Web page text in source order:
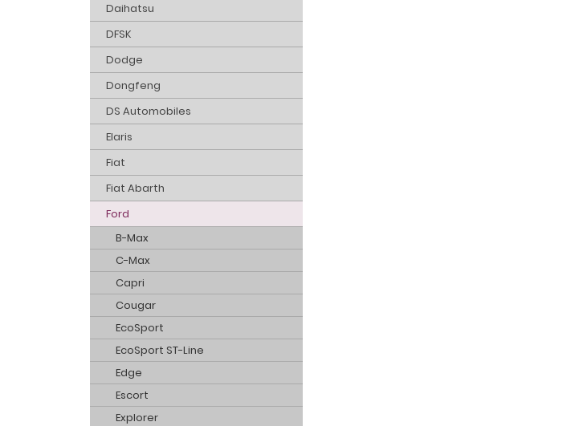
Daihatsu
DFSK
Dodge
Dongfeng
DS Automobiles
Elaris
Fiat
Fiat Abarth
Ford
B-Max
C-Max
Capri
Cougar
EcoSport
EcoSport ST-Line
Edge
Escort
Explorer